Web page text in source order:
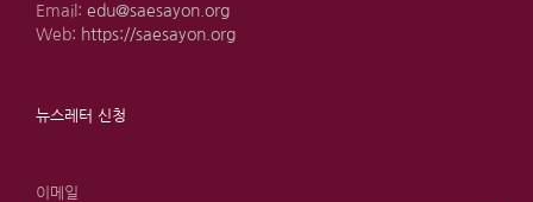
Email: edu@saesayon.org
Web: https://saesayon.org
뉴스레터 신청
이메일